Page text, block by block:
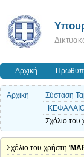
Αρχική
Αρχική
Σύσταση
Σχόλιο
Σχόλιο του χρήστη '